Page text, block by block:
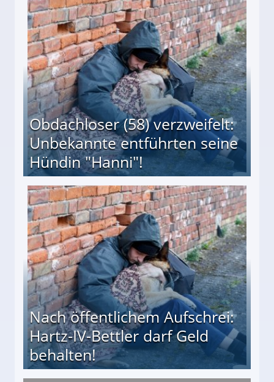
Mutter freigesprochen!
Obdachloser (58) verzweifelt:
Unbekannte entführten seine
Hündin "Hanni"!
entführten seine Hündin "Hanni"!
Nach öffentlichem Aufschrei:
Hartz-IV-Bettler darf Geld
behalten!